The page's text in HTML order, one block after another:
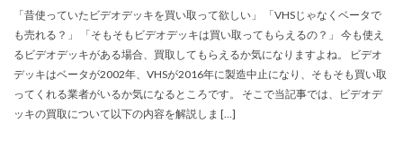
「昔使っていたビデオデッキを買い取って欲しい」 「VHSじゃなくベータで
も売れる？」 「そもそもビデオデッキは買い取ってもらえるの？」 今も使え
るビデオデッキがある場合、買取してもらえるか気になりますよね。 ビデオ
デッキはベータが2002年、VHSが2016年に製造中止になり、そもそも買い取
ってくれる業者がいるか気になるところです。 そこで当記事では、ビデオデ
ッキの買取について以下の内容を解説しま […]